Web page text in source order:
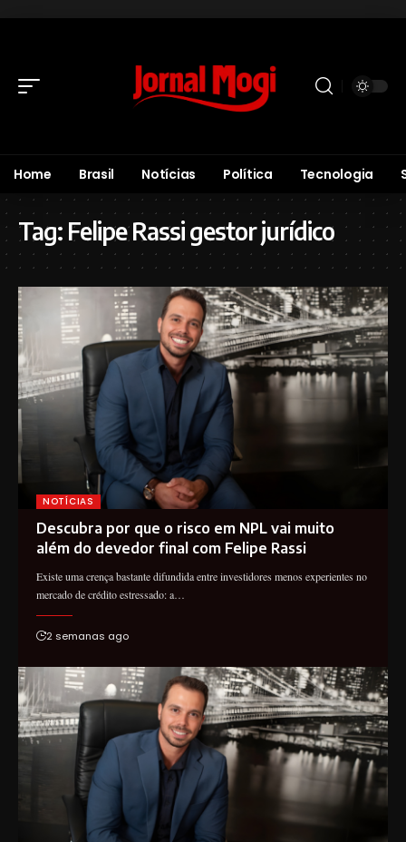
Home Brasil Notícias Política Tecnologia
Tag: Felipe Rassi gestor jurídico
NOTÍCIAS
Descubra por que o risco em NPL vai muito
além do devedor final com Felipe Rassi
Existe uma crença bastante difundida entre investidores menos experientes no
mercado de crédito estressado: a…
2 semanas ago